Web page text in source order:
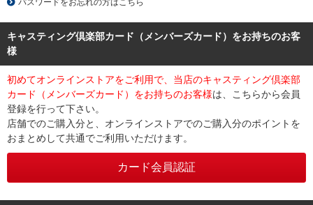
パスワードをお忘れの方はこちら
キャスティング倶楽部カード（メンバーズカード）をお持ちのお客
様
初めてオンラインストアをご利用で、当店のキャスティング倶楽部
カード（メンバーズカード）をお持ちのお客様は、こちらから会員
登録を行って下さい。
店舗でのご購入分と、オンラインストアでのご購入分のポイントを
おまとめして共通でご利用いただけます。